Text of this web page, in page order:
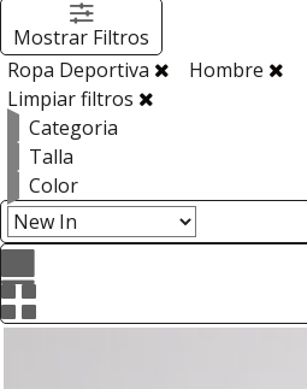
Mostrar Filtros
Ropa Deportiva
Hombre
Limpiar filtros
Categoria
Talla
Color